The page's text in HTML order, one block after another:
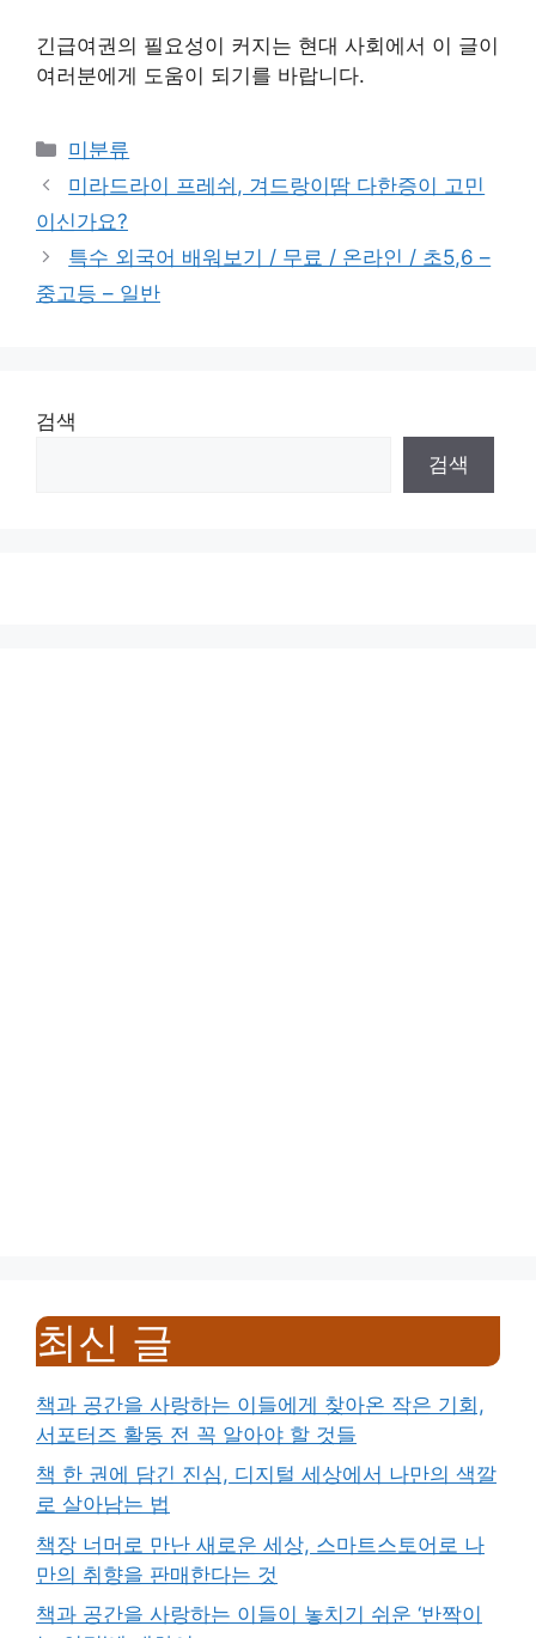
긴급여권의 필요성이 커지는 현대 사회에서 이 글이
여러분에게 도움이 되기를 바랍니다.
Categories
미분류
미라드라이 프레쉬, 겨드랑이땀 다한증이 고민
이신가요?
특수 외국어 배워보기 / 무료 / 온라인 / 초5,6 –
중고등 – 일반
검색
검색
최신 글
책과 공간을 사랑하는 이들에게 찾아온 작은 기회,
서포터즈 활동 전 꼭 알아야 할 것들
책 한 권에 담긴 진심, 디지털 세상에서 나만의 색깔
로 살아남는 법
책장 너머로 만난 새로운 세상, 스마트스토어로 나
만의 취향을 판매한다는 것
책과 공간을 사랑하는 이들이 놓치기 쉬운 ‘반짝이